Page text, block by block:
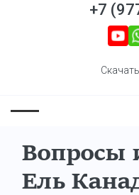
+7
Вопросы
Ель